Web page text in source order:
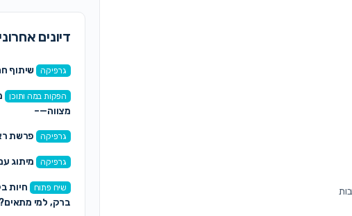
דיונים
גרפיקה שיתוף
הפקות במה ותוכן
מצווה—–
גרפיקה פרשת
גרפיקה מיתוג
שיח פתוח
חיות
ברק, למי